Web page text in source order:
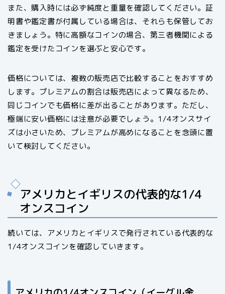
また、購入時には必ず純度と重量を確認してください。証
明書や鑑定書が付属している場合は、それらも保管してお
きましょう。特に高額なコインの場合、第三者機関による
鑑定を受けたコインを選ぶと安心です。
価格については、複数の販売店で比較することをおすすめ
します。プレミアムの割合は販売店によって異なるため、
同じコインでも価格に差が出ることがあります。ただし、
極端に安い価格には注意が必要でしょう。1/4オンスサイ
ズは小さいため、プレミアムが高めになることを念頭に置
いて検討してください。
アメリカとイギリスの代表的な1/4
オンスコイン
続いては、アメリカとイギリスで発行されている代表的な
1/4オンスコインを確認していきます。